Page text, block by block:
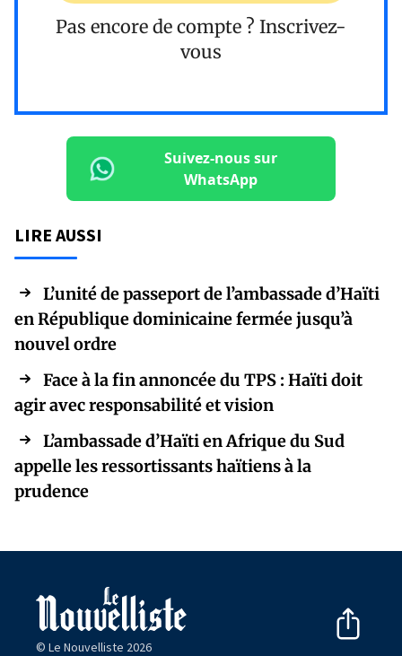
Pas encore de compte ? Inscrivez-
vous
Suivez-nous sur
WhatsApp
LIRE AUSSI
L’unité de passeport de l’ambassade d’Haïti
en République dominicaine fermée jusqu’à
nouvel ordre
Face à la fin annoncée du TPS : Haïti doit
agir avec responsabilité et vision
L’ambassade d’Haïti en Afrique du Sud
appelle les ressortissants haïtiens à la
prudence
© Le Nouvelliste 2026